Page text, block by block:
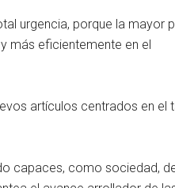
urgencia, porque la mayor
más eficientemente en el
artículos centrados en el
capaces, como sociedad,